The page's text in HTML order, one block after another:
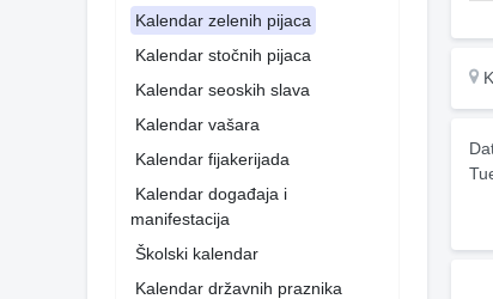
Kalendar zelenih pijaca
Kalendar stočnih pijaca
Kalendar seoskih slava
Kalendar vašara
Kalendar fijakerijada
Kalendar događaja i
manifestacija
Školski kalendar
Kalendar državnih praznika